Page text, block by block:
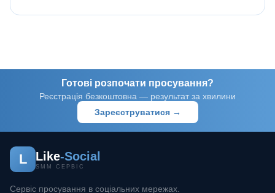
Готові розпочати просування?
Реєстрація безкоштовна — результат за хвилини
Зареєструватися →
L Like-Social
SMM СЕРВІС
Сервіс просування в соціальних мережах.